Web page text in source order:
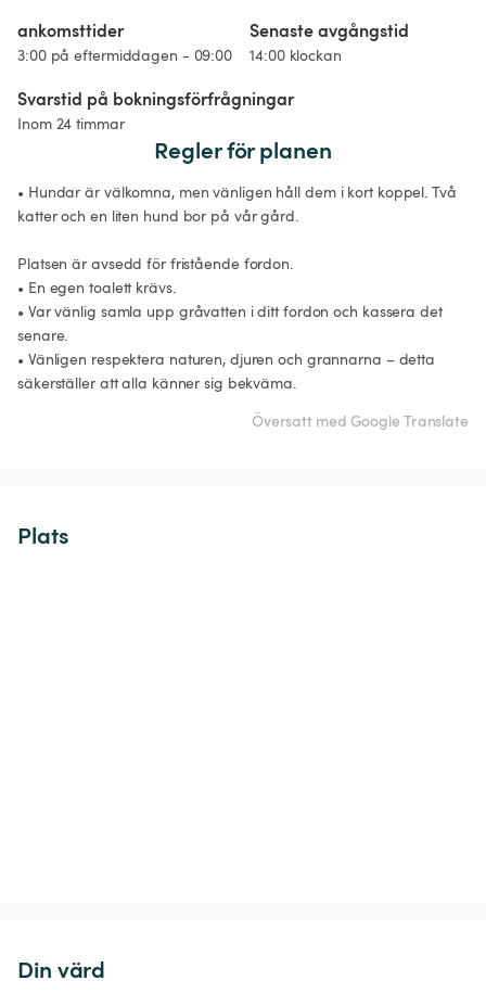
ankomsttider
3:00 på eftermiddagen - 09:00
Senaste avgångstid
14:00 klockan
Svarstid på bokningsförfrågningar
Inom 24 timmar
Regler för planen
• Hundar är välkomna, men vänligen håll dem i kort koppel. Två
katter och en liten hund bor på vår gård.
Platsen är avsedd för fristående fordon.
• En egen toalett krävs.
• Var vänlig samla upp gråvatten i ditt fordon och kassera det
senare.
• Vänligen respektera naturen, djuren och grannarna – detta
Översatt med Google Translate
Plats
Din värd